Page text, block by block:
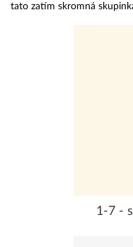
tato zatím skromná
1-7 -